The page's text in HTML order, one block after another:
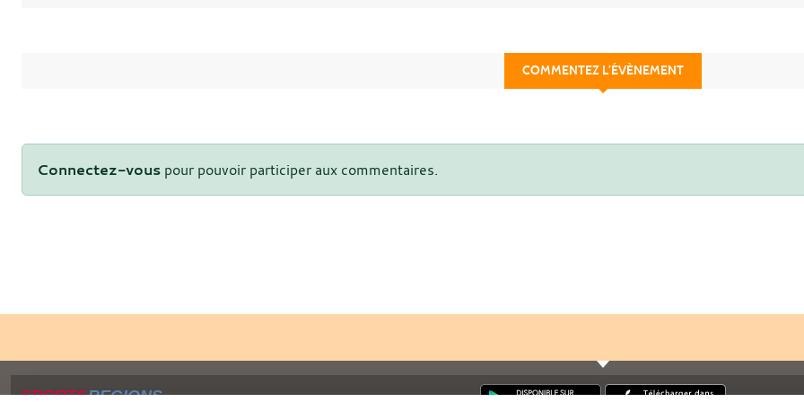
COMMENTEZ L’ÉVÈNEMENT
Connectez-vous pour pouvoir participer aux commentaires.
SPORTSREGIONS